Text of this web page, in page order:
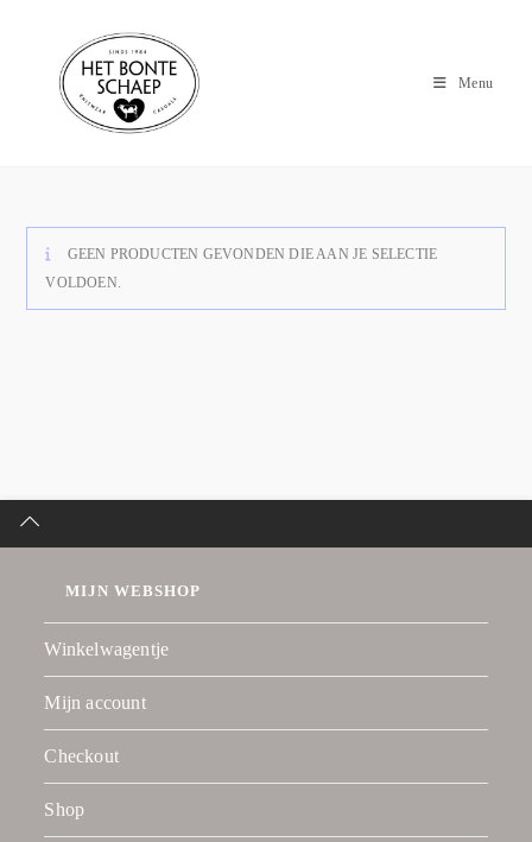
Menu
GEEN PRODUCTEN GEVONDEN DIE AAN JE SELECTIE
VOLDOEN.
MIJN WEBSHOP
Winkelwagentje
Mijn account
Checkout
Shop